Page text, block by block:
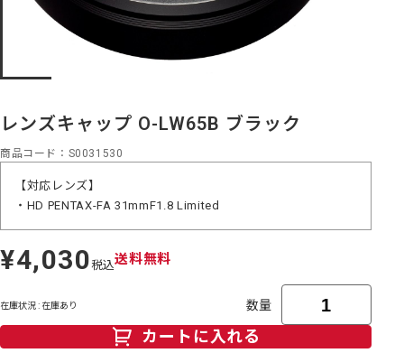
レンズキャップ O-LW65B ブラック
商品コード S0031530
【対応レンズ】
・HD PENTAX-FA 31mmF1.8 Limited
定
価
¥4,030税込送料無料
在庫状況 : 在庫あり 数量
カートに入れる